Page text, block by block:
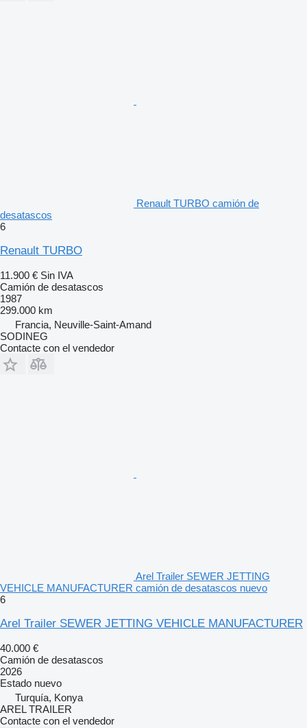
Renault TURBO camión de
desatascos
6
Renault TURBO
11.900 € Sin IVA
Camión de desatascos
1987
299.000 km
Francia, Neuville-Saint-Amand
SODINEG
Contacte con el vendedor
Arel Trailer SEWER JETTING
VEHICLE MANUFACTURER camión de desatascos nuevo
6
Arel Trailer SEWER JETTING VEHICLE MANUFACTURER
40.000 €
Camión de desatascos
2026
Estado nuevo
Turquía, Konya
AREL TRAILER
Contacte con el vendedor